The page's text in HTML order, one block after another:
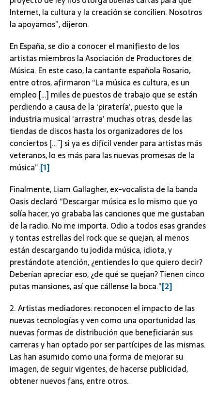
Internet, la cultura y la creación se concilien. Nosotros
la apoyamos”, dijeron.
En España, se dio a conocer el manifiesto de los
artistas miembros la Asociación de Productores de
Música. En este caso, la cantante española Rosario,
entre otros, afirmaron “La música es cultura, es un
empleo […] miles de puestos de trabajo que se están
perdiendo a causa de la ‘piratería’, puesto que la
industria musical ‘arrastra’ muchas otras, desde las
tiendas de discos hasta los organizadores de los
conciertos […¨] si ya es difícil vender para artistas más
veteranos, lo es más para las nuevas promesas de la
música”.[1]
Finalmente, Liam Gallagher, ex-vocalista de la banda
Oasis declaró “Descargar música es lo mismo que yo
solía hacer, yo grababa las canciones que me gustaban
de la radio. No me importa. Odio a todos esas grandes
y tontas estrellas del rock que se quejan, al menos
están descargando tu jodida música, idiota, y
prestándote atención, ¿entiendes lo que quiero decir?
Deberían apreciar eso, ¿de qué se quejan? Tienen cinco
putas mansiones, así que cállense la boca.”[2]
2. Artistas mediadores: reconocen el impacto de las
nuevas tecnologías y ven como una oportunidad las
nuevas formas de distribución que beneficiarán sus
carreras y han optado por ser partícipes de las mismas.
Las han asumido como una forma de mejorar su
imagen, de seguir vigentes, de hacerse publicidad,
obtener nuevos fans, entre otros.